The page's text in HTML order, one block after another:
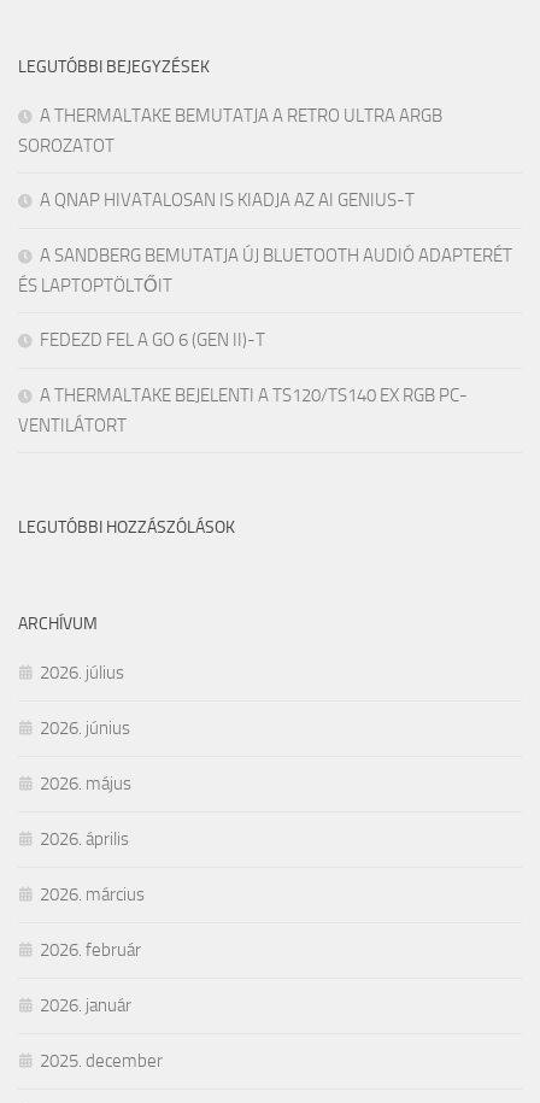
LEGUTÓBBI BEJEGYZÉSEK
A THERMALTAKE BEMUTATJA A RETRO ULTRA ARGB
SOROZATOT
A QNAP HIVATALOSAN IS KIADJA AZ AI GENIUS-T
A SANDBERG BEMUTATJA ÚJ BLUETOOTH AUDIÓ ADAPTERÉT
ÉS LAPTOPTÖLTŐIT
FEDEZD FEL A GO 6 (GEN II)-T
A THERMALTAKE BEJELENTI A TS120/TS140 EX RGB PC-
VENTILÁTORT
LEGUTÓBBI HOZZÁSZÓLÁSOK
ARCHÍVUM
2026. július
2026. június
2026. május
2026. április
2026. március
2026. február
2026. január
2025. december